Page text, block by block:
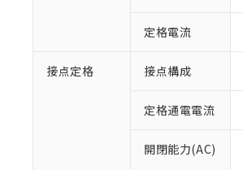
定格電流
接点定格 接点構成
定格通電電流
開閉能力(AC)